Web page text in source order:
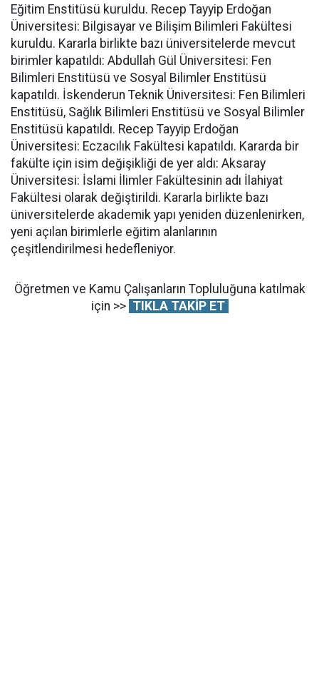
Eğitim Enstitüsü kuruldu. Recep Tayyip Erdoğan
Üniversitesi: Bilgisayar ve Bilişim Bilimleri Fakültesi
kuruldu. Kararla birlikte bazı üniversitelerde mevcut
birimler kapatıldı: Abdullah Gül Üniversitesi: Fen
Bilimleri Enstitüsü ve Sosyal Bilimler Enstitüsü
kapatıldı. İskenderun Teknik Üniversitesi: Fen Bilimleri
Enstitüsü, Sağlık Bilimleri Enstitüsü ve Sosyal Bilimler
Enstitüsü kapatıldı. Recep Tayyip Erdoğan
Üniversitesi: Eczacılık Fakültesi kapatıldı. Kararda bir
fakülte için isim değişikliği de yer aldı: Aksaray
Üniversitesi: İslami İlimler Fakültesinin adı İlahiyat
Fakültesi olarak değiştirildi. Kararla birlikte bazı
üniversitelerde akademik yapı yeniden düzenlenirken,
yeni açılan birimlerle eğitim alanlarının
çeşitlendirilmesi hedefleniyor.
Öğretmen ve Kamu Çalışanların Topluluğuna katılmak
için >> TIKLA TAKİP ET